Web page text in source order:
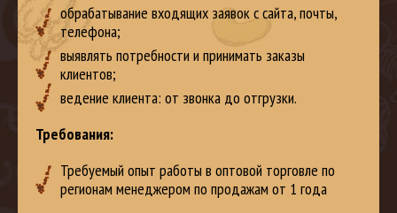
обрабатывание входящих заявок с сайта, почты,
телефона;
выявлять потребности и принимать заказы
клиентов;
ведение клиента: от звонка до отгрузки.
Требования:
Требуемый опыт работы в оптовой торговле по
регионам менеджером по продажам от 1 года